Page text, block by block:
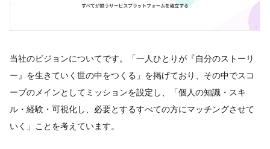
当社のビジョンについてです。「一人ひとりが『自分のストーリ
ー』を生きていく世の中をつくる」を掲げており、その中でスコ
ープのメインとしてミッションを設定し、「個人の知識・スキ
ル・経験・可視化し、必要とするすべての方にマッチングさせて
いく」ことを考えています。